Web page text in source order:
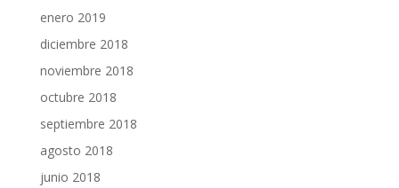
enero 2019
diciembre 2018
noviembre 2018
octubre 2018
septiembre 2018
agosto 2018
junio 2018